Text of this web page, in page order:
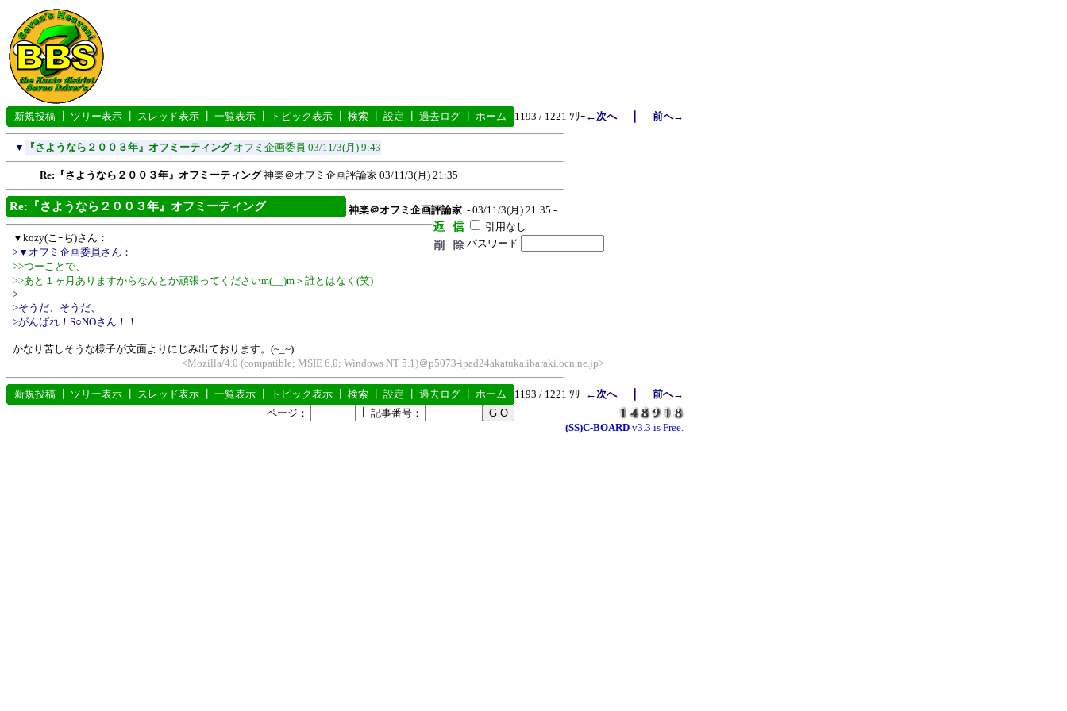
新規投稿 ツリー表示 スレッド表示 一覧表示 トピック表示 検索 設定 過去ログ ホーム 1193 / 1221 ﾂﾘｰ ←次へ｜ 前へ→
▼ 『さようなら２００３年』オフミーティング オフミ企画委員 03/11/3(月) 9:43
Re:『さようなら２００３年』オフミーティング神楽＠オフミ企画評論家 03/11/3(月) 21:35
Re:『さようなら２００３年』オフミーティング 神楽＠オフミ企画評論家 - 03/11/3(月) 21:35 -
引用なし
パスワード
▼kozy(こｰぢ)さん：
>▼オフミ企画委員さん：
>>つーことで、
>>あと１ヶ月ありますからなんとか頑張ってくださいm(__)m＞誰とはなく(笑)
>
>そうだ、そうだ、
>がんばれ！S○NOさん！！
かなり苦しそうな様子が文面よりにじみ出ております。(~_~)
<Mozilla/4.0 (compatible; MSIE 6.0; Windows NT 5.1)＠p5073-ipad24akatuka.ibaraki.ocn.ne.jp>
新規投稿 ツリー表示 スレッド表示 一覧表示 トピック表示 検索 設定 過去ログ ホーム 1193 / 1221 ﾂﾘｰ ←次へ｜ 前へ→
ページ：
記事番号：
(SS)C-BOARD v3.3 is Free.